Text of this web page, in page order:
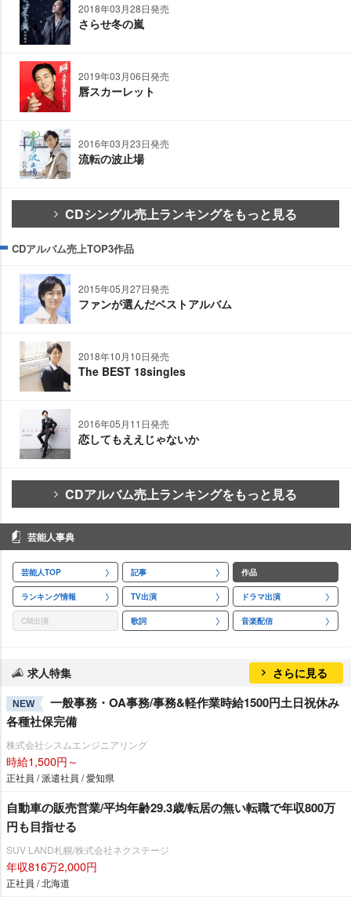
2018年03月28日発売
さらせ冬の嵐
2019年03月06日発売
唇スカーレット
2016年03月23日発売
流転の波止場
CDシングル売上ランキングをもっと見る
CDアルバム売上TOP3作品
2015年05月27日発売
ファンが選んだベストアルバム
2018年10月10日発売
The BEST 18singles
2016年05月11日発売
恋してもええじゃないか
CDアルバム売上ランキングをもっと見る
芸能人事典
芸能人TOP 記事 作品
ランキング情報 TV出演 ドラマ出演
CM出演 歌詞 音楽配信
求人特集 さらに見る
NEW
一般事務・OA事務/事務&軽作業時給1500円土日祝休み
各種社保完備
株式会社シスムエンジニアリング
時給1,500円～
正社員 / 派遣社員 / 愛知県
自動車の販売営業/平均年齢29.3歳/転居の無い転職で年収800万
円も目指せる
SUV LAND札幌/株式会社ネクステージ
年収816万2,000円
正社員 / 北海道